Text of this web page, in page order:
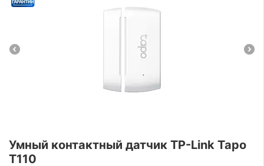
Умный контактный датчик TP-Link Tapo
T110